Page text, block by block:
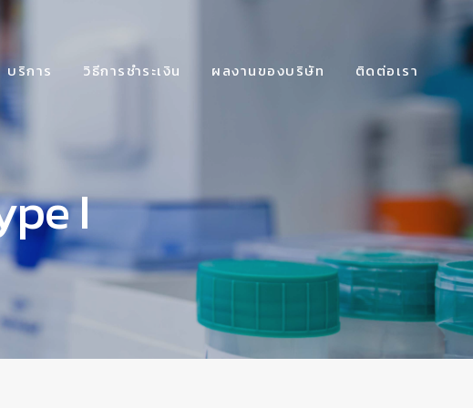
บริการ วิธีการชำระเงิน ผลงานของบริษัท ติดต่อเรา
I